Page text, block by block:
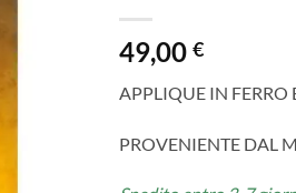
desideri
49,00 €
APPLIQUE IN FERRO
PROVENIENTE DAL